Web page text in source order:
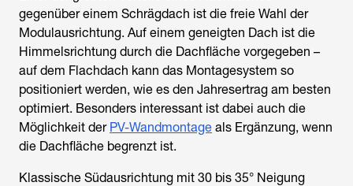
gegenüber einem Schrägdach ist die freie Wahl der
Modulausrichtung. Auf einem geneigten Dach ist die
Himmelsrichtung durch die Dachfläche vorgegeben –
auf dem Flachdach kann das Montagesystem so
positioniert werden, wie es den Jahresertrag am besten
optimiert. Besonders interessant ist dabei auch die
Möglichkeit der PV-Wandmontage als Ergänzung, wenn
die Dachfläche begrenzt ist.
Klassische Südausrichtung mit 30 bis 35° Neigung